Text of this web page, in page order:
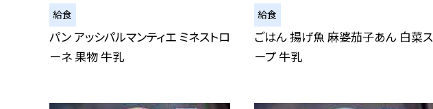
給食
パン アッシパルマンティエ ミネストロ
ーネ 果物 牛乳
給食
ごはん 揚げ魚 麻婆茄子あん 白菜ス
ープ 牛乳